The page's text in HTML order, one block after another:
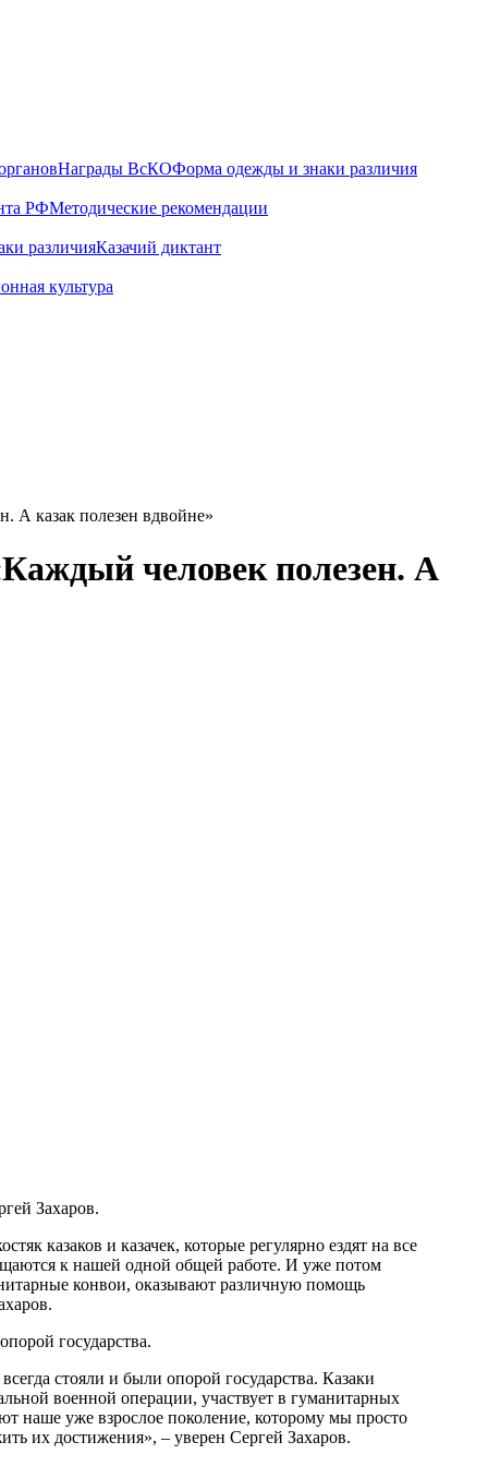
Награды ВсКОФорма одежды и знаки различия
РФМетодические рекомендации
различияКазачий диктант
культура
А казак полезен вдвойне»
человек полезен. А
Захаров.
казаков и казачек, которые регулярно ездят на все
к нашей одной общей работе. И уже потом
конвои, оказывают различную помощь
государства.
стояли и были опорой государства. Казаки
военной операции, участвует в гуманитарных
наше уже взрослое поколение, которому мы просто
их достижения», – уверен Сергей Захаров.